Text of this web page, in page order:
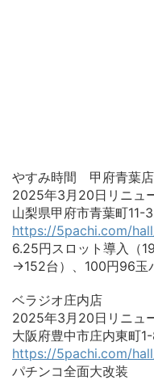
やすみ時間 甲府青葉店
2025年3月20日リニュ
山梨県甲府市青葉町11-
https://5pachi.com/
6.25円スロット導入（
→152台）、100円96玉
ベラジオ庄内店
2025年3月20日リニュ
大阪府豊中市庄内東町
https://5pachi.com/
パチンコ全面大改装